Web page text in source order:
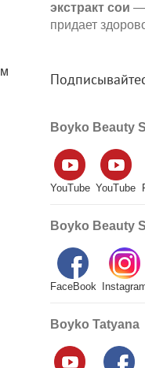
экстракт сои —
придает
Boyko Beauty
YouTube YouTube
Boyko Beauty
FaceBook
Boyko Tatyana